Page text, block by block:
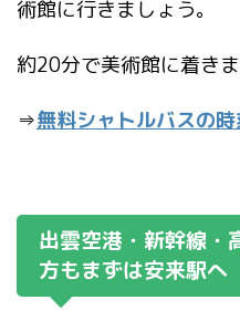
術館に行きましょう。
約20分で美術館に着きま
⇒無料シャトルバスの
出雲空港・新幹線・
方もまずは安来駅へ